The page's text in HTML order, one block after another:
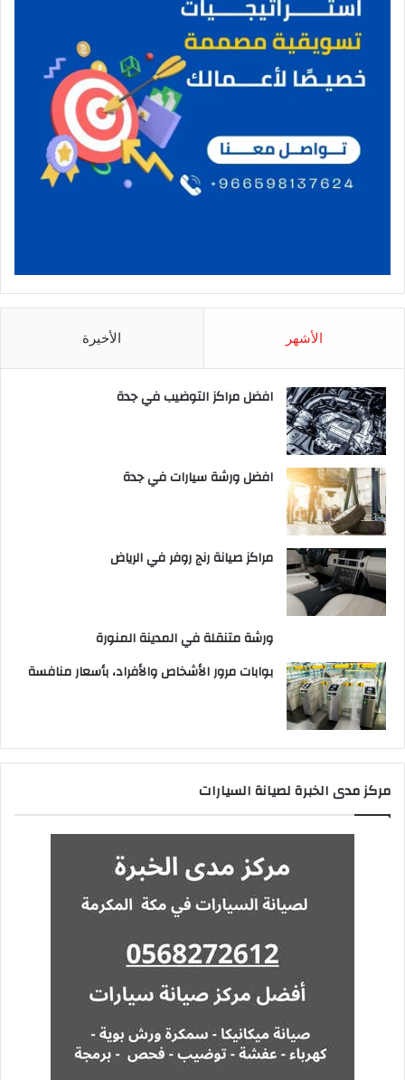
الأشهر الأخيرة
افضل مراكز التوضيب في جدة
افضل ورشة سيارات في جدة
مراكز صيانة رنج روفر في الرياض
ورشة متنقلة في المدينة المنورة
بوابات مرور الأشخاص والأفراد، بأسعار منافسة
مركز مدى الخبرة لصيانة السيارات